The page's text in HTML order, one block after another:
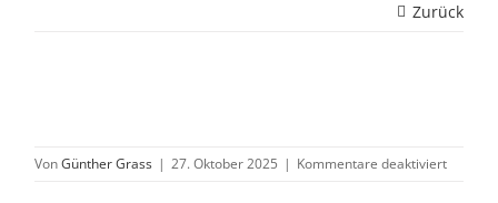
Zurück
VonGünther Grass | 27. Oktober 2025 | Kommentare deaktiviertfür